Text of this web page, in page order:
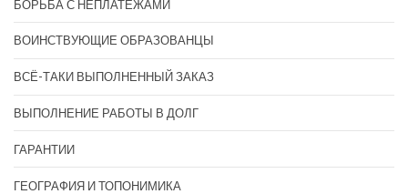
БОРЬБА С НЕПЛАТЕЖАМИ
ВОИНСТВУЮЩИЕ ОБРАЗОВАНЦЫ
ВСЁ-ТАКИ ВЫПОЛНЕННЫЙ ЗАКАЗ
ВЫПОЛНЕНИЕ РАБОТЫ В ДОЛГ
ГАРАНТИИ
ГЕОГРАФИЯ И ТОПОНИМИКА